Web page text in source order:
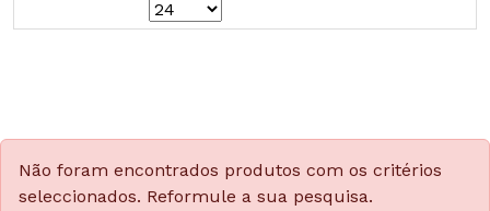
Não foram encontrados produtos com os critérios
seleccionados. Reformule a sua pesquisa.